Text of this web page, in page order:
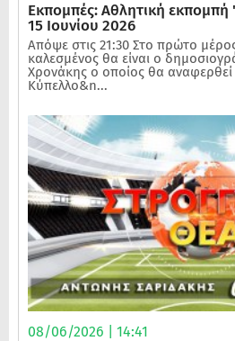
Εκπομπές: Αθλητική
15 Ιουνίου 2026
Απόψε στις 21:30 Στο πρώτο
καλεσμένος θα είναι ο
Χρονάκης ο οποίος θα
Κύπελλο&n...
08/06/2026 | 14:41